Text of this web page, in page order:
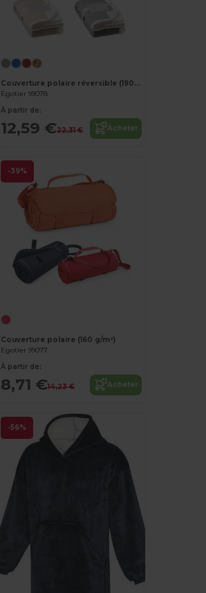
Couverture polaire réversible (190 g/m²) avec ruban de satin et carte personnalisée
Egotier 99078
À partir de:
12,59 €22,31 € Acheter
-39%
Couverture polaire (160 g/m²)
Egotier 99077
À partir de:
8,71 €14,23 € Acheter
-56%